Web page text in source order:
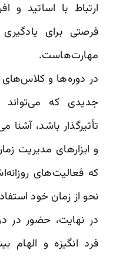
ارتباط با اساتید و
فرصتی برای
مهارت‌هاست.
در دوره‌ها و کلاس‌های
جدیدی که
تأثیرگذار باشد، آشنا
و ابزارهای مدیریت
که فعالیت‌های
نحو از زمان خود
در نهایت، حضور در
فرد انگیزه و